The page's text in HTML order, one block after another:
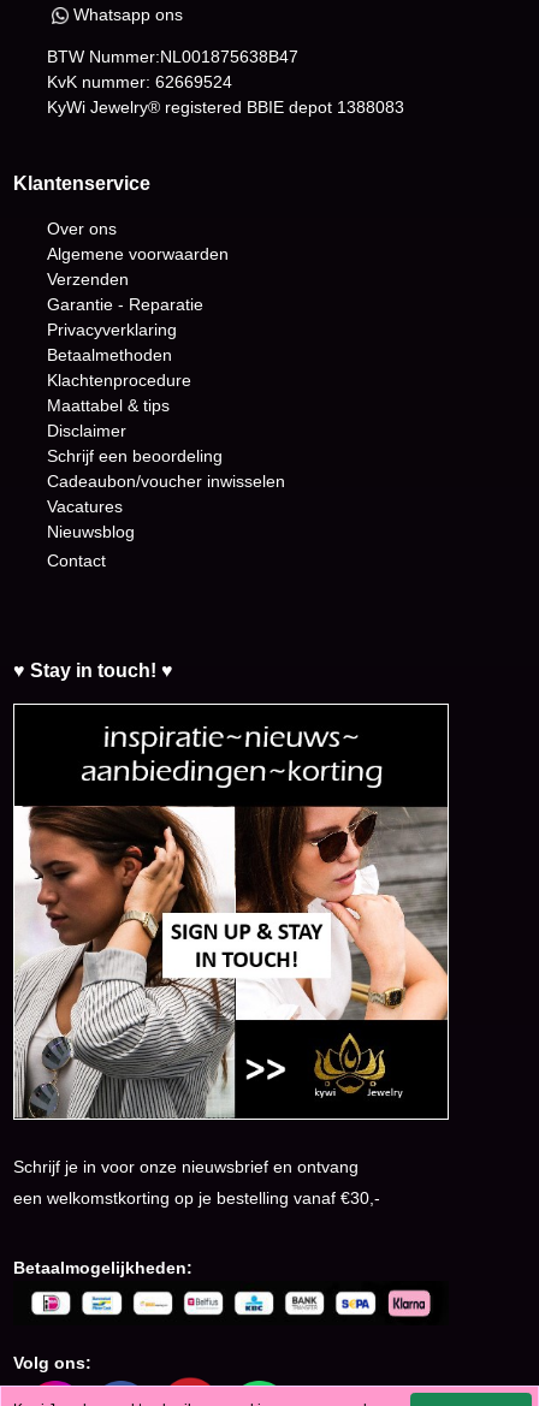
Whatsapp ons
BTW Nummer:NL001875638B47
KvK nummer: 62669524
KyWi Jewelry® registered BBIE depot 1388083
Klantenservice
Over ons
Algemene voorwaarden
Verzenden
Garantie - Reparatie
Privacyverklaring
Betaalmethoden
Klachtenprocedure
Maattabel & tips
Disclaimer
Schrijf een beoordeling
Cadeaubon/voucher inwisselen
Vacatures
Nieuwsblog
Contact
♥ Stay in touch! ♥
Schrijf je in voor onze nieuwsbrief en ontvang
een welkomstkorting op je bestelling vanaf €30,-
Betaalmogelijkheden:
Volg ons: